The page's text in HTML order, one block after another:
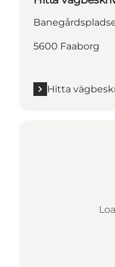
5600 Faaborg
Hitta